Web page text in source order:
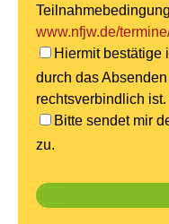
www.nfjw.de/
Hiermit bestätige
durch das
rechtsverbindlich ist.
Bitte sendet mir
zu.